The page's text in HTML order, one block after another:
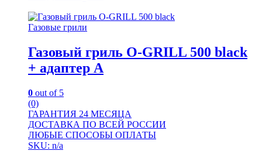
Газовые грили
Газовый гриль O-GRILL 500 black
+ адаптер А
0 out of 5
(0)
ГАРАНТИЯ 24 МЕСЯЦА
ДОСТАВКА ПО ВСЕЙ РОССИИ
ЛЮБЫЕ СПОСОБЫ ОПЛАТЫ
SKU: n/a